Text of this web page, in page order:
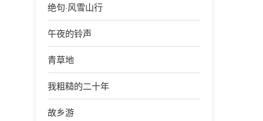
绝句·风雪山行
午夜的铃声
青草地
我粗糙的二十年
故乡游